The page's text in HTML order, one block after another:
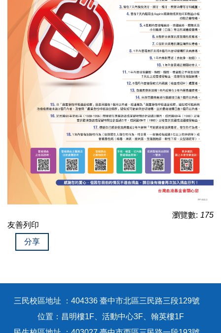
瀏覽數: 175
友善列印
分享
三民校區地址 ：404336 臺中市北區三民路三段129號
位置：昌明樓1F、活動中心3F、翰英樓1F